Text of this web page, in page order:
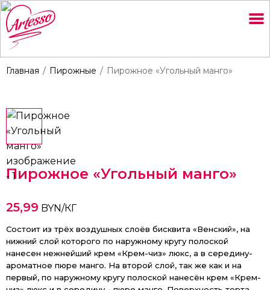
Главная Пирожные Пирожное «Угольный манго»
Пирожное «Угольный манго»
25,99 BYN/КГ
Состоит из трёх воздушных слоёв бисквита «Венский», на
нижний слой которого по наружному кругу полоской
нанесен нежнейший крем «Крем-чиз» люкс, а в середину-
ароматное пюре манго. На второй слой, так же как и на
первый, по наружному кругу полоской нанесён крем «Крем-